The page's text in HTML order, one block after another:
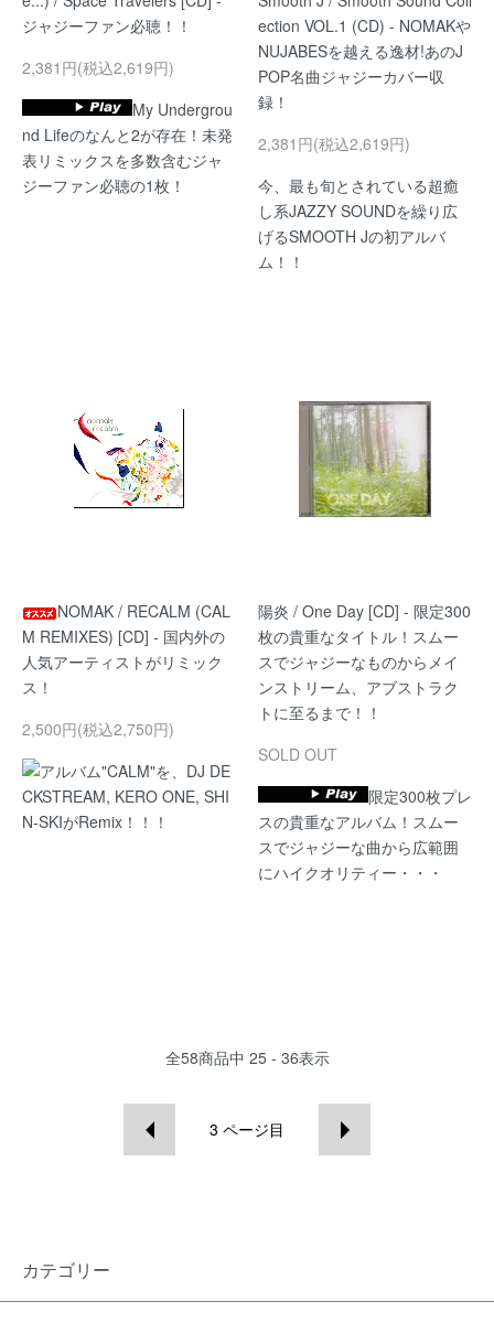
ジャジーファン必聴！！
2,381円(税込2,619円)
My Undergrou
nd Lifeのなんと2が存在！未発
表リミックスを多数含むジャ
ジーファン必聴の1枚！
ection VOL.1 (CD) - NOMAKや
NUJABESを越える逸材!あのJ
POP名曲ジャジーカバー収
録！
2,381円(税込2,619円)
今、最も旬とされている超癒
し系JAZZY SOUNDを繰り広
げるSMOOTH Jの初アルバ
ム！！
NOMAK / RECALM (CAL
M REMIXES) [CD] - 国内外の
人気アーティストがリミック
ス！
2,500円(税込2,750円)
アルバム"CALM"を、DJ DE
CKSTREAM, KERO ONE, SHI
N-SKIがRemix！！！
陽炎 / One Day [CD] - 限定300
枚の貴重なタイトル！スムー
スでジャジーなものからメイ
ンストリーム、アブストラク
トに至るまで！！
SOLD OUT
限定300枚プレ
スの貴重なアルバム！スムー
スでジャジーな曲から広範囲
にハイクオリティー・・・
全58商品中 25 - 36表示
3 ページ目
カテゴリー